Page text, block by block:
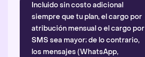
Incluido sin costo adicional
siempre que tu plan, el cargo por
atribución mensual o el cargo por
SMS sea mayor; de lo contrario,
los mensajes (WhatsApp,